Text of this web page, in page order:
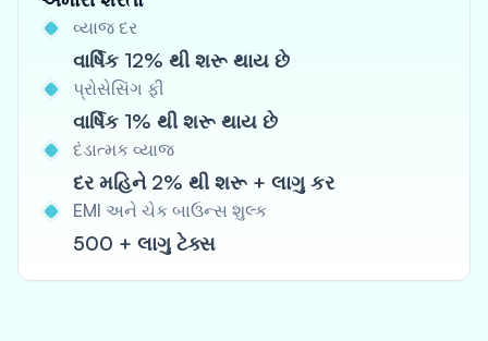
વ્યાજ દર
વાર્ષિક 12% થી શરૂ થાય છે
પ્રોસેસિંગ ફી
વાર્ષિક 1% થી શરૂ થાય છે
દંડાત્મક વ્યાજ
દર મહિને 2% થી શરૂ + લાગુ કર
EMI અને ચેક બાઉન્સ શુલ્ક
500 + લાગુ ટેક્સ